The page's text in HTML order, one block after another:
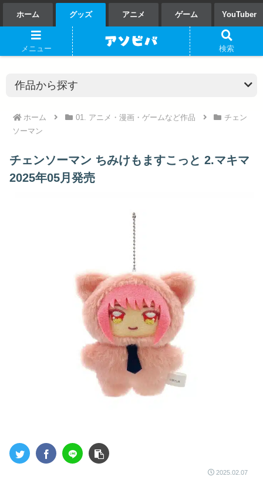
ホーム グッズ アニメ ゲーム YouTuber
ホーム 01. アニメ・漫画・ゲームなど作品
チェン
ソーマン
チェンソーマン ちみけもますこっと 2.マキマ
2025年05月発売
2025.02.07
メニュー 検索